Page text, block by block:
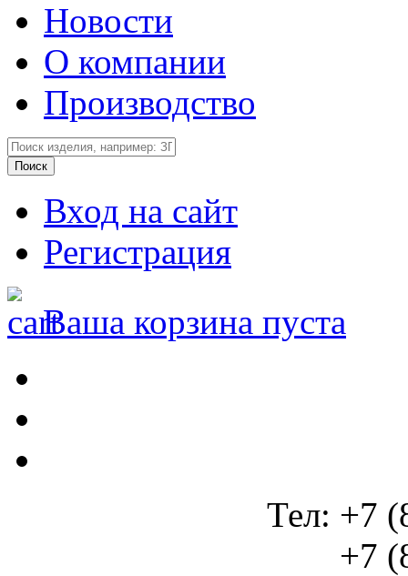
Новости
О компании
Производство
Вход на сайт
Регистрация
Ваша корзина пуста
Тел: +7
+7